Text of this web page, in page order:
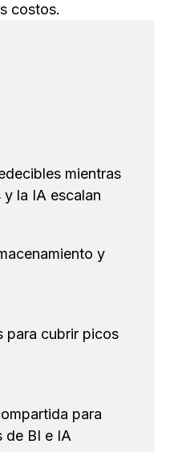
costos.
mientras
la IA escalan
y
para cubrir picos
para
de BI e IA